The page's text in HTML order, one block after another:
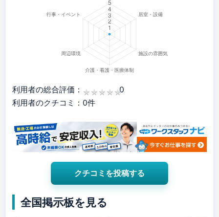
利用者の総合評価： ★ ★ ★ ★ ★
★ ★ ★ ★ ★0
利用者のクチコミ：0件
クチコミを投稿する
全国掲示板を見る